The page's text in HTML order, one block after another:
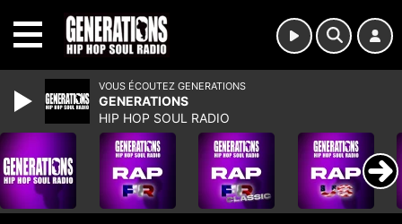
VOUS ÉCOUTEZ GENERATIONS
GENERATIONS
HIP HOP SOUL RADIO